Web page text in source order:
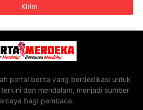
portal berita yang berdedikasi untuk
dan mendalam, menjadi sumber
bagi pembaca.